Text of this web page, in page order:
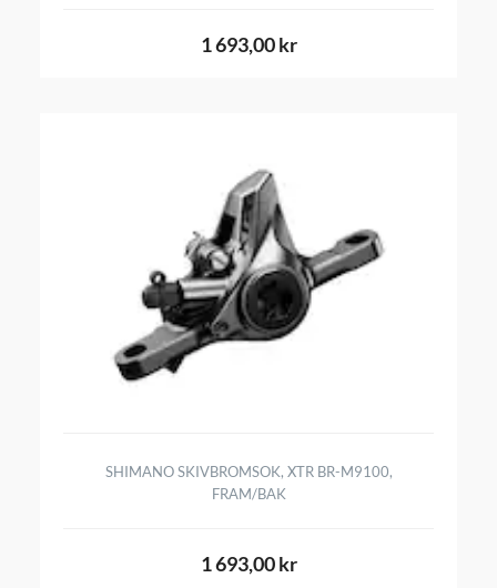
1 693,00 kr
SHIMANO SKIVBROMSOK, XTR BR-M9100,
FRAM/BAK
1 693,00 kr